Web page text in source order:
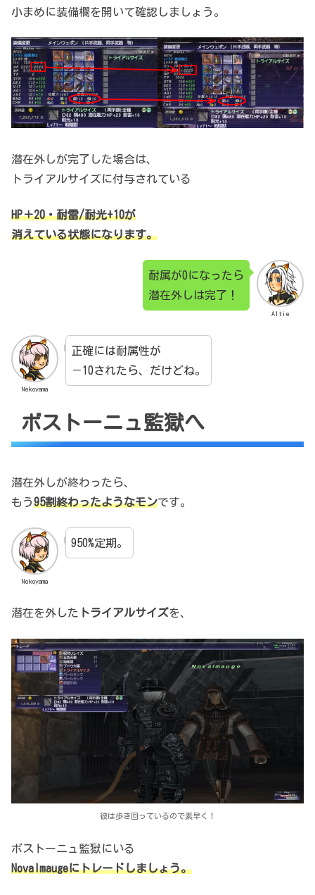
小まめに装備欄を開いて確認しましょう。
潜在外しが完了した場合は、
トライアルサイズに付与されている
HP＋20・耐雷/耐光+10が
消えている状態になります。
Altie
耐属が0になったら
潜在外しは完了！
Nekoyama
正確には耐属性が
－10されたら、だけどね。
ボストーニュ監獄へ
潜在外しが終わったら、
もう95割終わったようなモンです。
Nekoyama
950%定期。
潜在を外した トライアルサイズを、
彼は歩き回っているので素早く！
ボストーニュ監獄にいる
Novalmaugeにトレードしましょう。